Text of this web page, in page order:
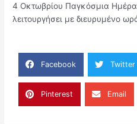
4 Οκτωβρίου Παγκόσμια
λειτουργήσει με διευρυμένο
Facebook Twitter
Pinterest Email